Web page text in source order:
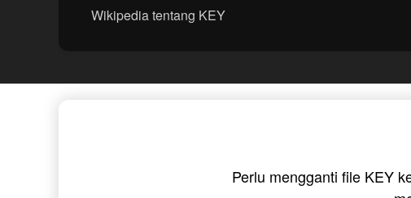
Wikipedia tentang KEY
Perlu mengganti file KEY